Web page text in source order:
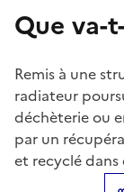
Que va-
Remis à une
radiateur
déchèterie ou
par un
et recyclé dans